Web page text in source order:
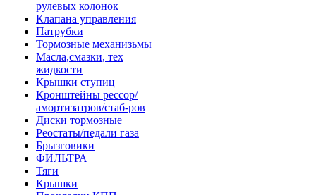
рулевых колонок
Клапана управления
Патрубки
Тормозные механизьмы
Масла,смазки, тех
жидкости
Крышки ступиц
Кронштейны рессор/
амортизатров/стаб-ров
Диски тормозные
Реостаты/педали газа
Брызговики
ФИЛЬТРА
Тяги
Крышки